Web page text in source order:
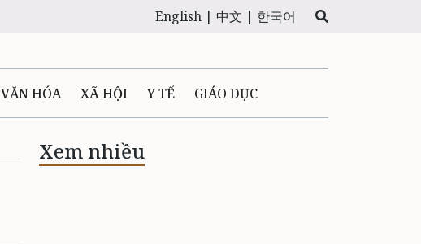
English | 中文 | 한국어
VĂN HÓA XÃ HỘI Y TẾ GIÁO DỤC
Ô TÔ - XE MÁY PHÁP LUẬT
Xem nhiều